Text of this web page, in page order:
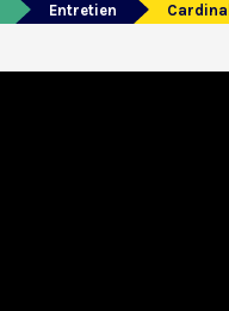
Entretien